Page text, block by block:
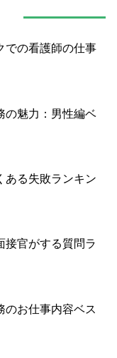
での看護師の仕事
の魅力：男性編ベ
ある失敗ランキン
接官がする質問ラ
のお仕事内容ベス